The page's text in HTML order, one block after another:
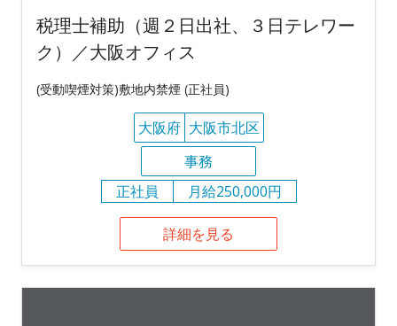
税理士補助（週２日出社、３日テレワー
ク）／大阪オフィス
(受動喫煙対策)敷地内禁煙 (正社員)
大阪府 大阪市北区
事務
正社員
月給250,000円
詳細を見る